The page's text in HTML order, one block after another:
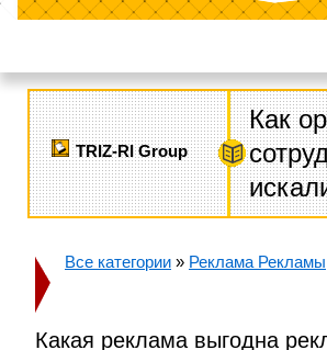
TRIZ-RI Group
Как
Все категории » Реклама Рекламы
Какая реклама выгодна